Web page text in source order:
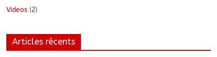
Videos (2)
Articles récents